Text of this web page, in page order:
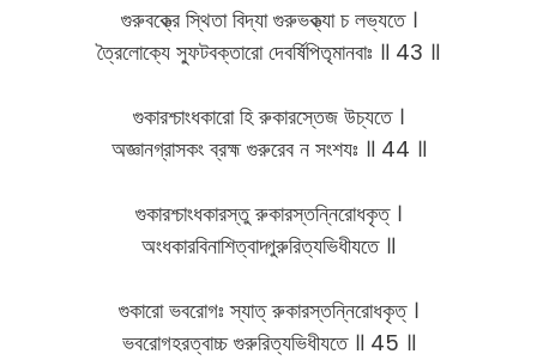
গুরুবক্ত্রে স্থিতা বিদ্যা গুরুভক্ত্যা চ লভ্যতে ।
ত্রৈলোক্যে স্ফুটবক্তারো দেবর্ষিপিতৃমানবাঃ ॥ 43 ॥
গুকারশ্চাংধকারো হি রুকারস্তেজ উচ্যতে ।
অজ্ঞানগ্রাসকং ব্রহ্ম গুরুরেব ন সংশযঃ ॥ 44 ॥
গুকারশ্চাংধকারস্তু রুকারস্তন্নিরোধকৃত্ ।
অংধকারবিনাশিত্বাদ্গুরুরিত্যভিধীযতে ॥
গুকারো ভবরোগঃ স্যাত্ রুকারস্তন্নিরোধকৃত্ ।
ভবরোগহরত্বাচ্চ গুরুরিত্যভিধীযতে ॥ 45 ॥